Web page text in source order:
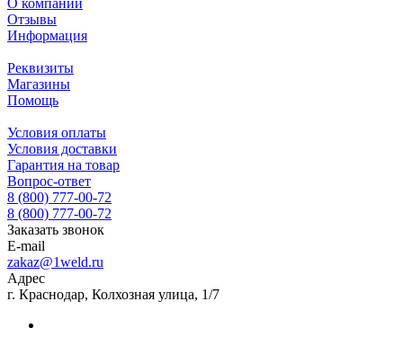
Отзывы
Информация
Реквизиты
Магазины
Помощь
Условия оплаты
Условия доставки
Гарантия на товар
Вопрос-ответ
8 (800) 777-00-72
8 (800) 777-00-72
Заказать звонок
E-mail
zakaz@1weld.ru
Адрес
г. Краснодар, Колхозная улица, 1/7